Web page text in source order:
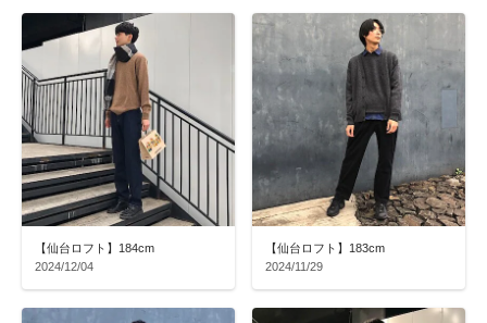
【仙台ロフト】184cm
2024/12/04
【仙台ロフト】183cm
2024/11/29